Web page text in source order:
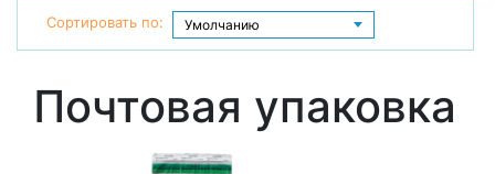
Сортировать по:
Почтовая упаковка